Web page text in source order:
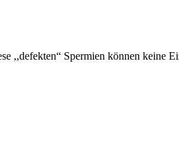
,,defekten“ Spermien können